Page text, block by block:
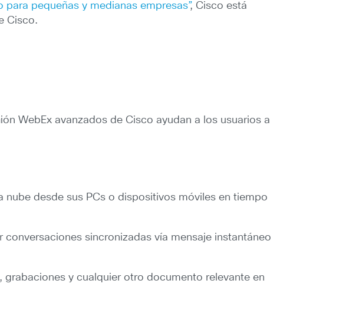
para pequeñas y medianas empresas”, Cisco está
Cisco.
WebEx avanzados de Cisco ayudan a los usuarios a
desde sus PCs o dispositivos móviles en tiempo
sincronizadas vía mensaje instantáneo
y cualquier otro documento relevante en